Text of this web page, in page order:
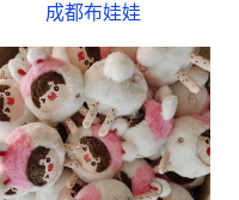
成都布娃娃